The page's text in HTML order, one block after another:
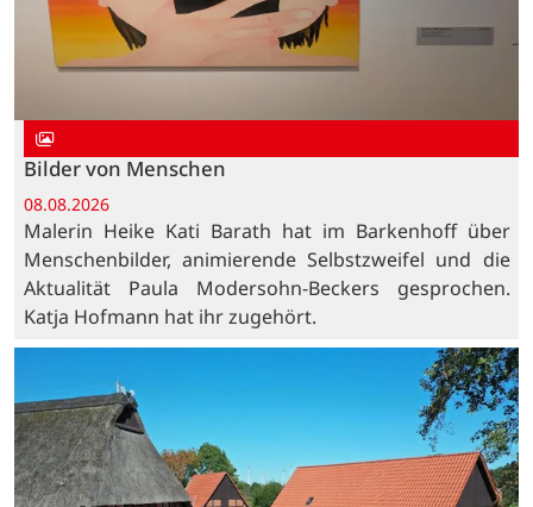
Bilder von Menschen
08.08.2026
Malerin Heike Kati Barath hat im Barkenhoff über
Menschenbilder, animierende Selbstzweifel und die
Aktualität Paula Modersohn-Beckers gesprochen.
Katja Hofmann hat ihr zugehört.